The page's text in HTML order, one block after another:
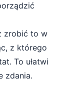
zrobić to w
z którego
To ułatwi
zdania.